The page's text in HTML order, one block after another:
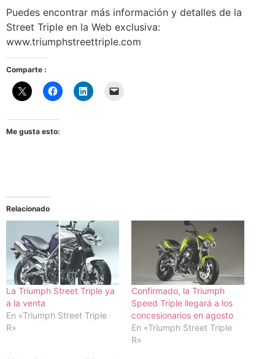
Puedes encontrar más información y detalles de la
Street Triple en la Web exclusiva:
www.triumphstreettriple.com
Comparte :
Me gusta esto:
Relacionado
La Triumph Street Triple ya
a la venta
En «Triumph Street Triple
R»
Confirmado, la Triumph
Speed Triple llegará a los
concesionarios en agosto
En «Triumph Street Triple
R»